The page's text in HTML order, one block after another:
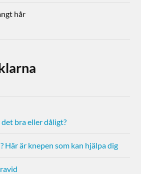
hår
bra eller dåligt?
Här är knepen som kan hjälpa dig